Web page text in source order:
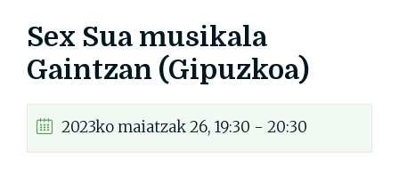
Sex Sua musikala
Gaintzan (Gipuzkoa)
2023ko maiatzak 26, 19:30 - 20:30